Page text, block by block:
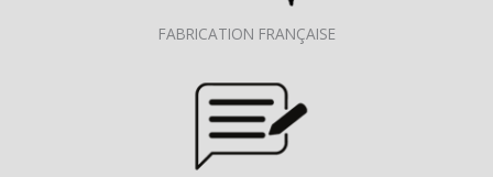
FABRICATION FRANÇAISE